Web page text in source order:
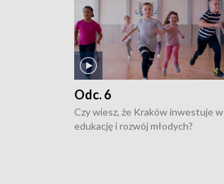
Odc. 6
Czy wiesz, że Kraków inwestuje w
edukację i rozwój młodych?